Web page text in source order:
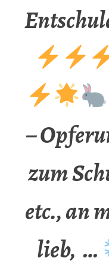
–
zum
etc., an
lieb, …